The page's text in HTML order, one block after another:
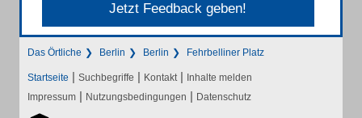
Jetzt Feedback geben!
Das Örtliche Berlin Berlin Fehrbelliner Platz
Startseite | Suchbegriffe | Kontakt | Inhalte melden
Impressum | Nutzungsbedingungen | Datenschutz